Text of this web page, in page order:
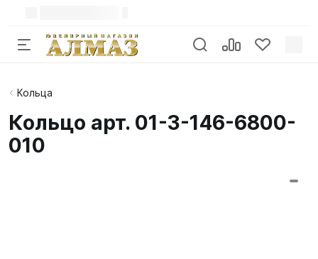
Кольца
Кольцо арт. 01-3-146-6800-
010